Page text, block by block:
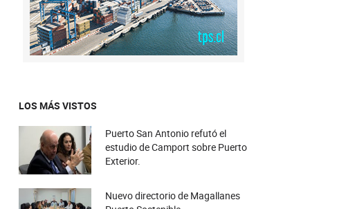
LOS MÁS VISTOS
Puerto San Antonio refutó el
estudio de Camport sobre Puerto
Exterior.
Nuevo directorio de Magallanes